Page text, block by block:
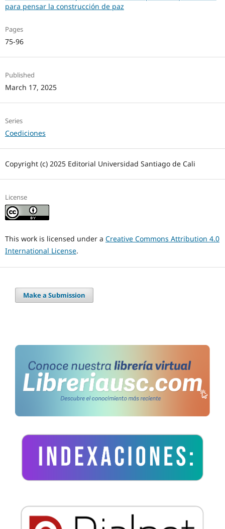
para pensar la construcción de paz
Pages
75-96
Published
March 17, 2025
Series
Coediciones
Copyright (c) 2025 Editorial Universidad Santiago de Cali
License
This work is licensed under a Creative Commons Attribution 4.0
International License.
Make a Submission